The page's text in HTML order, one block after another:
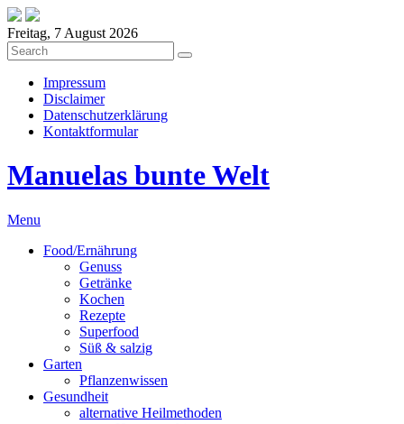
Freitag, 7 August 2026
Impressum
Disclaimer
Datenschutzerklärung
Kontaktformular
Manuelas bunte Welt
Menu
Food/Ernährung
Genuss
Getränke
Kochen
Rezepte
Superfood
Süß & salzig
Garten
Pflanzenwissen
Gesundheit
alternative Heilmethoden